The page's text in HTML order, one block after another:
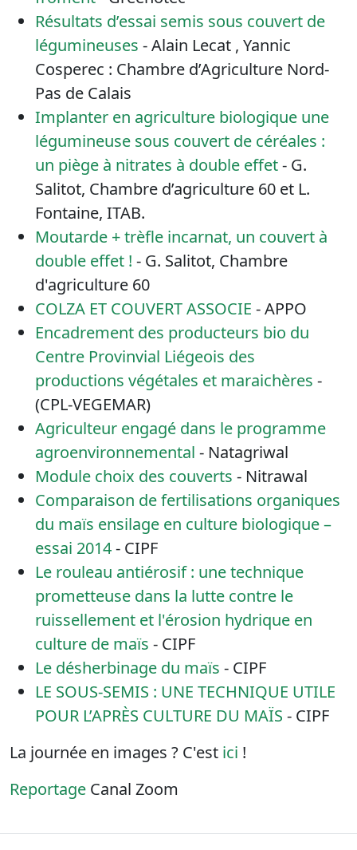
Résultats d’essai semis sous couvert de
légumineuses - Alain Lecat , Yannic
Cosperec : Chambre d’Agriculture Nord-
Pas de Calais
Implanter en agriculture biologique une
légumineuse sous couvert de céréales :
un piège à nitrates à double effet- G.
Salitot, Chambre d’agriculture 60 et L.
Fontaine, ITAB.
Moutarde + trèfle incarnat, un couvert à
double effet ! - G. Salitot, Chambre
d'agriculture 60
COLZA ET COUVERT ASSOCIE - APPO
Encadrement des producteurs bio du
Centre Provinvial Liégeois des
productions végétales et maraichères -
(CPL-VEGEMAR)
Agriculteur engagé dans le programme
agroenvironnemental - Natagriwal
Module choix des couverts - Nitrawal
Comparaison de fertilisations organiques
du maïs ensilage en culture biologique –
essai 2014- CIPF
Le rouleau antiérosif : une technique
prometteuse dans la lutte contre le
ruissellement et l'érosion hydrique en
culture de maïs - CIPF
Le désherbinage du maïs - CIPF
LE SOUS-SEMIS : UNE TECHNIQUE UTILE
POUR L’APRÈS CULTURE DU MAÏS - CIPF
La journée en images ? C'est ici !
Reportage Canal Zoom